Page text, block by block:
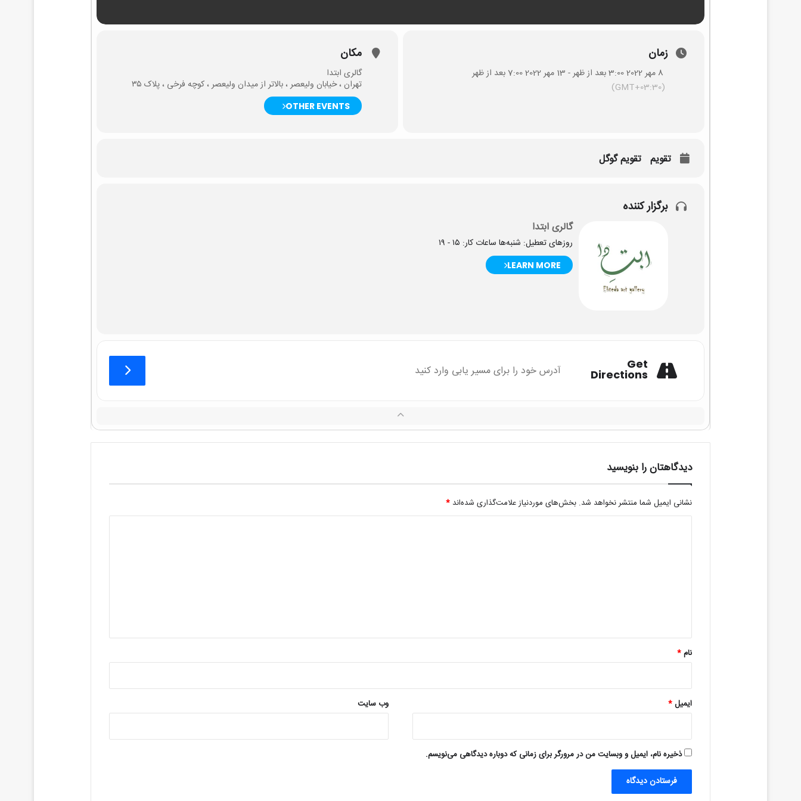
زمان
8 مهر 2022 3:00 بعد از ظهر - 13 مهر 2022 7:00 بعد از ظهر
(GMT+03:30)
مکان
گالری ابتدا
تهران ، خیابان ولیعصر ، بالاتر از میدان ولیعصر ، کوچه فرخی ، پلاک ۳۵
OTHER EVENTS
تقویم تقویم گوگل
برگزار کننده
گالری ابتدا
روزهای تعطیل: شنبه‌ها ساعات کار: ۱۵ - ۱۹
LEARN MORE
Get
Directions
دیدگاهتان را بنویسید
نشانی ایمیل شما منتشر نخواهد شد. بخش‌های موردنیاز علامت‌گذاری شده‌اند *
نام*
ایمیل* وب‌ سایت
ذخیره نام، ایمیل و وبسایت من در مرورگر برای زمانی که دوباره دیدگاهی می‌نویسم.